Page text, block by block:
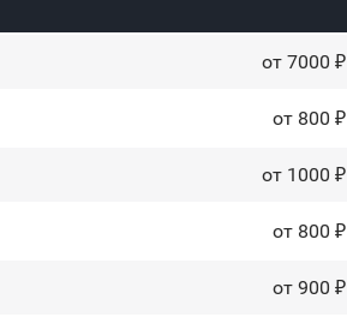
от 7000 ₽
от 800 ₽
от 1000 ₽
от 800 ₽
от 900 ₽